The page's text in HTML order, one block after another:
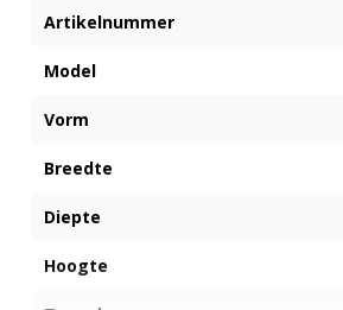
Artikelnummer
Model
Vorm
Breedte
Diepte
Hoogte